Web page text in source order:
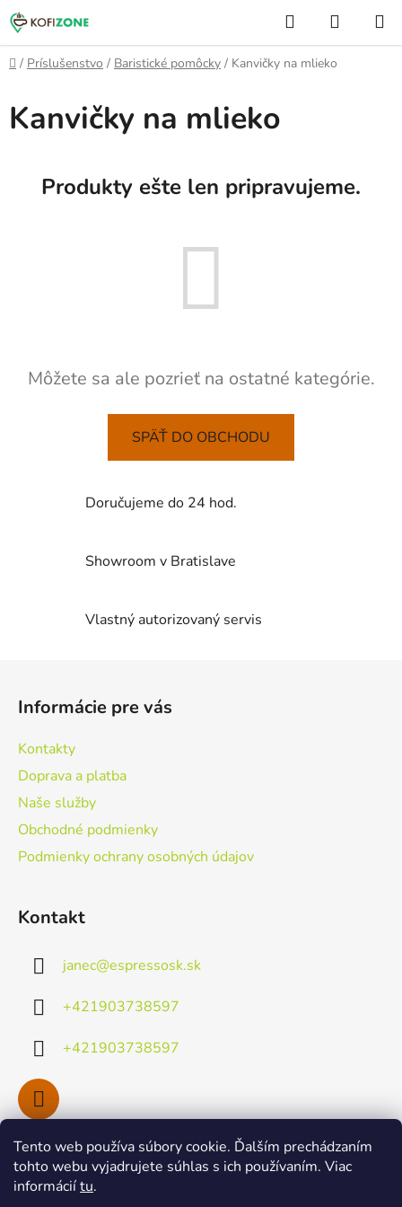
Tento web používa súbory cookie. Ďalším prechádzaním
tohto webu vyjadrujete súhlas s ich používaním. Viac
informáciítu.
Prejsť
na
obsah
Hľadať
KOŠÍK
Domov
/ Príslušenstvo / Baristické pomôcky / Kanvičky na mlieko
Kanvičky na mlieko
Produkty ešte len pripravujeme.
Môžete sa ale pozrieť na ostatné kategórie.
SPÄŤ DO OBCHODU
Doručujeme do 24 hod.
Showroom v Bratislave
Vlastný autorizovaný servis
Informácie pre vás
Kontakty
Doprava a platba
Naše služby
Obchodné podmienky
Podmienky ochrany osobných údajov
Kontakt
janec@espressosk.sk
+421903738597
+421903738597
Facebook